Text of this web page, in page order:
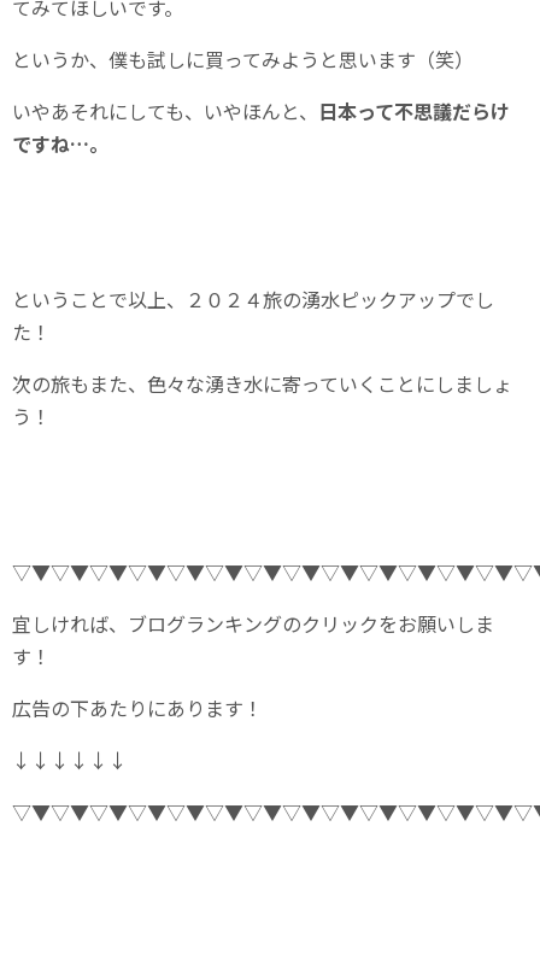
てみてほしいです。
というか、僕も試しに買ってみようと思います（笑）
いやあそれにしても、いやほんと、 日本って不思議だらけ
ですね…。
ということで以上、２０２４旅の湧水ピックアップでし
た！
次の旅もまた、色々な湧き水に寄っていくことにしましょ
う！
宜しければ、ブログランキングのクリックをお願いしま
す！
広告の下あたりにあります！
↓↓↓↓↓↓